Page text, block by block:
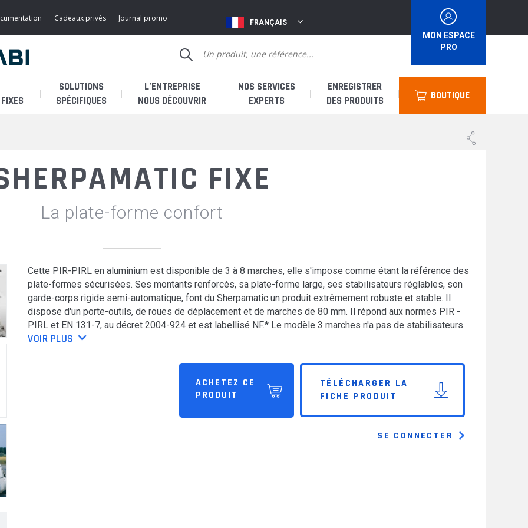
MON ESPACE
PRO
FRANÇAIS
Cadeaux privés Journal promo
SOLUTIONS
SPÉCIFIQUES
L’ENTREPRISE
NOUS DÉCOUVRIR
Histoire
Fabricant français
SAV & accessoires
QSE
Carrières
NOS SERVICES
EXPERTS
Je suis un loueur
ENREGISTRER
DES PRODUITS
BOUTIQUE
FIXE
La plate-forme confort
Cette PIR-PIRL en aluminium est disponible de 3 à 8 marches, elle s'impose comme étant la référence des
plate-formes sécurisées. Ses montants renforcés, sa plate-forme large, ses stabilisateurs réglables, son
garde-corps rigide semi-automatique, font du Sherpamatic un produit extrêmement robuste et stable. Il
dispose d'un porte-outils, de roues de déplacement et de marches de 80 mm. Il répond aux normes PIR -
PIRL et EN 131-7, au décret 2004-924 et est labellisé NF.* Le modèle 3 marches n'a pas de stabilisateurs.
VOIR PLUS
TÉLÉCHARGER LA
FICHE PRODUIT
ACHETEZ CE
PRODUIT
SE CONNECTER